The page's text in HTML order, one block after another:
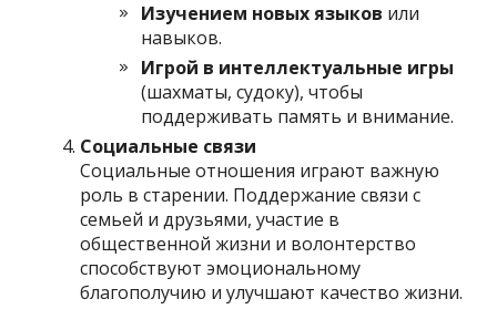
Изучением новых языков или
навыков.
Игрой в интеллектуальные игры
(шахматы, судоку), чтобы
поддерживать память и внимание.
Социальные связи
Социальные отношения играют важную
роль в старении. Поддержание связи с
семьей и друзьями, участие в
общественной жизни и волонтерство
способствуют эмоциональному
благополучию и улучшают качество жизни.